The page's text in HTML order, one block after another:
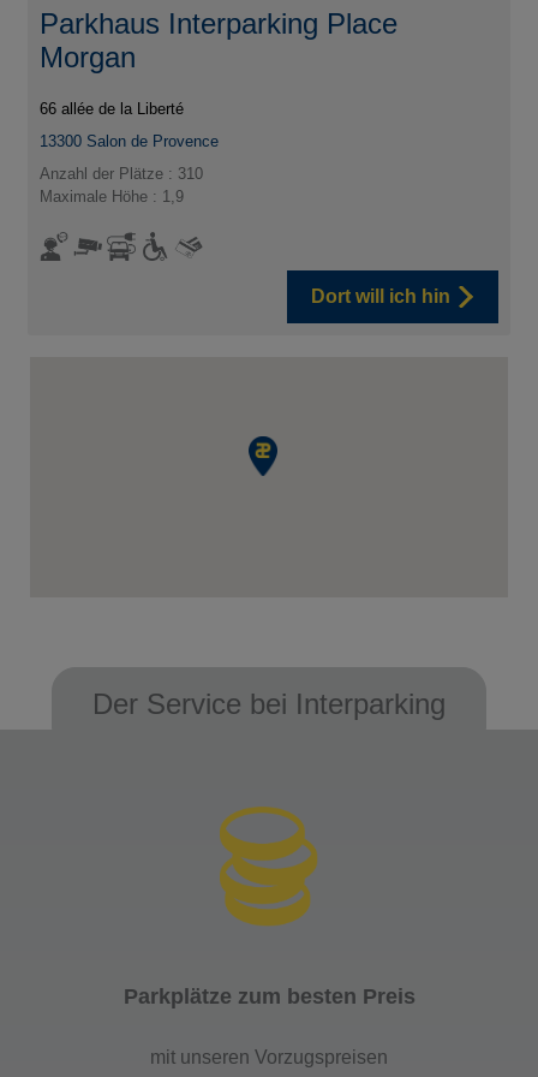
Parkhaus Interparking Place
Morgan
66 allée de la Liberté
13300 Salon de Provence
Anzahl der Plätze : 310
Maximale Höhe : 1,9
Dort will ich hin
Der Service bei Interparking
Parkplätze zum besten Preis
mit unseren Vorzugspreisen